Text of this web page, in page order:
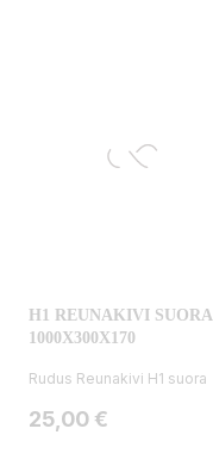
H1 REUNAKIVI SUORA
1000X300X170
Rudus Reunakivi H1 suora
Hinta
25,00 €